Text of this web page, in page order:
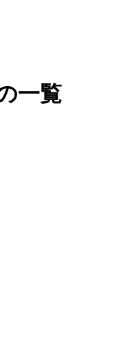
一覧